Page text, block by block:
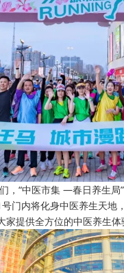
，“中医市集 —春日养生
门内将化身中医养生天地
提供全方位的中医养生体